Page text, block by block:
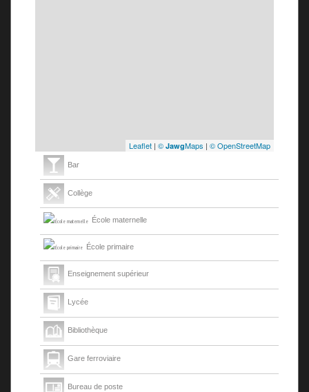
Leaflet | © JawgMaps | © OpenStreetMap
Bar
Collège
École maternelle
École primaire
Enseignement supérieur
Lycée
Bibliothèque
Gare ferroviaire
Bureau de poste